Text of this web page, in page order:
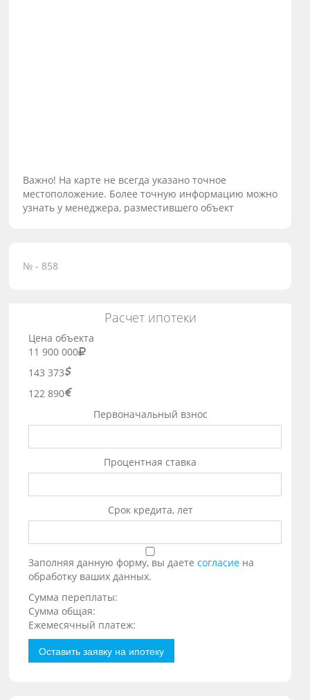
Важно! На карте не всегда указано точное
местоположение. Более точную информацию можно
узнать у менеджера, разместившего объект
№ - 858
Расчет ипотеки
Цена объекта
11 900 000
143 373
122 890
Первоначальный взнос
Процентная ставка
Срок кредита, лет
Заполняя данную форму, вы даетесогласие на
обработку ваших данных.
Сумма переплаты:
Сумма общая:
Ежемесячный платеж:
Оставить заявку на ипотеку